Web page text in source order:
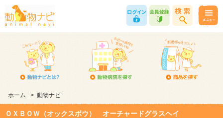
ホーム > 動物ナビ
ＯＸＢＯＷ（オックスボウ） オーチャードグラスヘイ